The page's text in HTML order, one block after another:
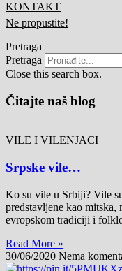
KONTAKT
Ne propustite!
Pretraga
Pretraga
Close this search box.
Čitajte naš blog
VILE I VILENJACI
Srpske vile…
Ko su vile u Srbiji? Vile
predstavljene kao mitska,
evropskom tradiciji i
Read More »
30/06/2020 Nema